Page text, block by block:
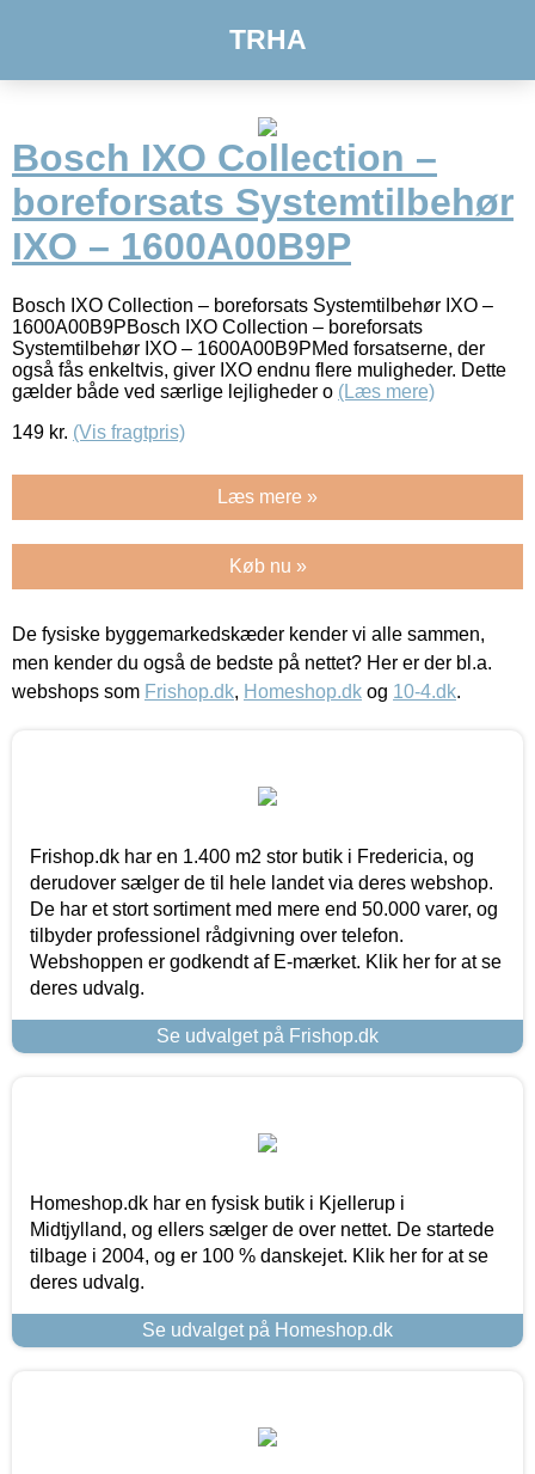
TRHA
Bosch IXO Collection –
boreforsats Systemtilbehør
IXO – 1600A00B9P
Bosch IXO Collection – boreforsats Systemtilbehør IXO –
1600A00B9PBosch IXO Collection – boreforsats
Systemtilbehør IXO – 1600A00B9PMed forsatserne, der
også fås enkeltvis, giver IXO endnu flere muligheder. Dette
gælder både ved særlige lejligheder o (Læs mere)
149 kr. (Vis fragtpris)
Læs mere »
Køb nu »
De fysiske byggemarkedskæder kender vi alle sammen,
men kender du også de bedste på nettet? Her er der bl.a.
webshops som Frishop.dk, Homeshop.dk og 10-4.dk.
Frishop.dk har en 1.400 m2 stor butik i Fredericia, og
derudover sælger de til hele landet via deres webshop.
De har et stort sortiment med mere end 50.000 varer, og
tilbyder professionel rådgivning over telefon.
Webshoppen er godkendt af E-mærket. Klik her for at se
deres udvalg.
Se udvalget på Frishop.dk
Homeshop.dk har en fysisk butik i Kjellerup i
Midtjylland, og ellers sælger de over nettet. De startede
tilbage i 2004, og er 100 % danskejet. Klik her for at se
deres udvalg.
Se udvalget på Homeshop.dk